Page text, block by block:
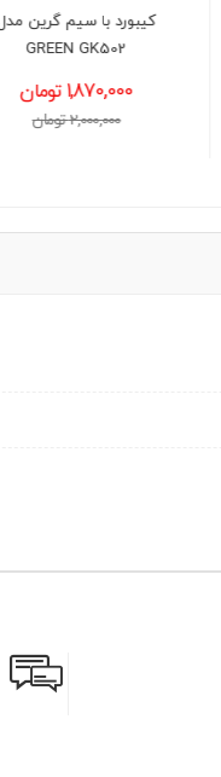
دسته بازی ردراگون
RIFT G710
4,400,000 تومان
4,600,000 تومان